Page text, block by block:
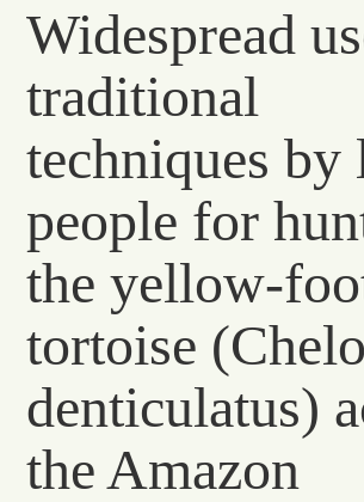
Widespread
traditional
techniques by
people for
the yellow-
tortoise
denticulatus)
the Amazon